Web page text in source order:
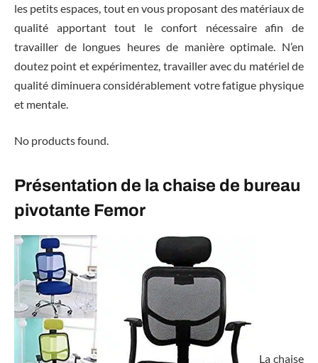
les petits espaces, tout en vous proposant des matériaux de
qualité apportant tout le confort nécessaire afin de
travailler de longues heures de manière optimale. N’en
doutez point et expérimentez, travailler avec du matériel de
qualité diminuera considérablement votre fatigue physique
et mentale.
No products found.
Présentation de la chaise de bureau
pivotante Femor
La chaise